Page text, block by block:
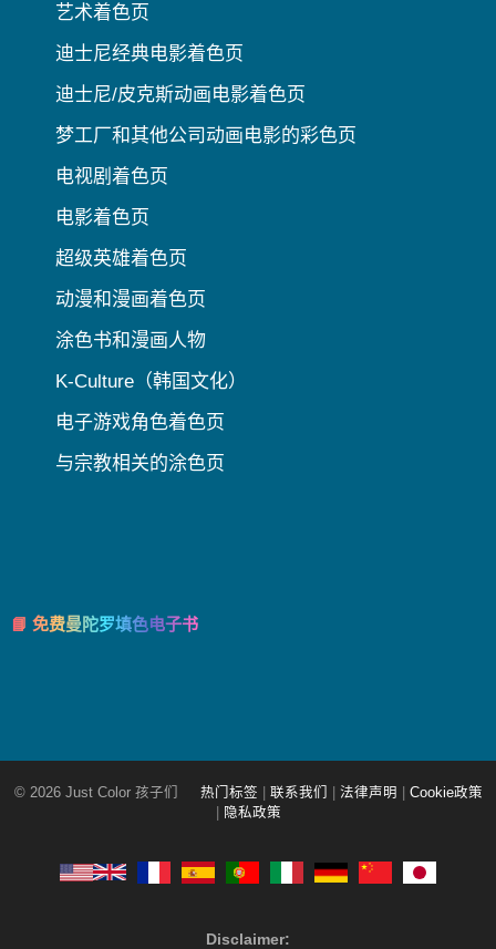
艺术着色页
迪士尼经典电影着色页
迪士尼/皮克斯动画电影着色页
梦工厂和其他公司动画电影的彩色页
电视剧着色页
电影着色页
超级英雄着色页
动漫和漫画着色页
涂色书和漫画人物
K-Culture（韩国文化）
电子游戏角色着色页
与宗教相关的涂色页
📘 免费曼陀罗填色电子书
© 2026 Just Color 孩子们 热门标签 联系我们 法律声明
Cookie政策
隐私政策
Disclaimer: